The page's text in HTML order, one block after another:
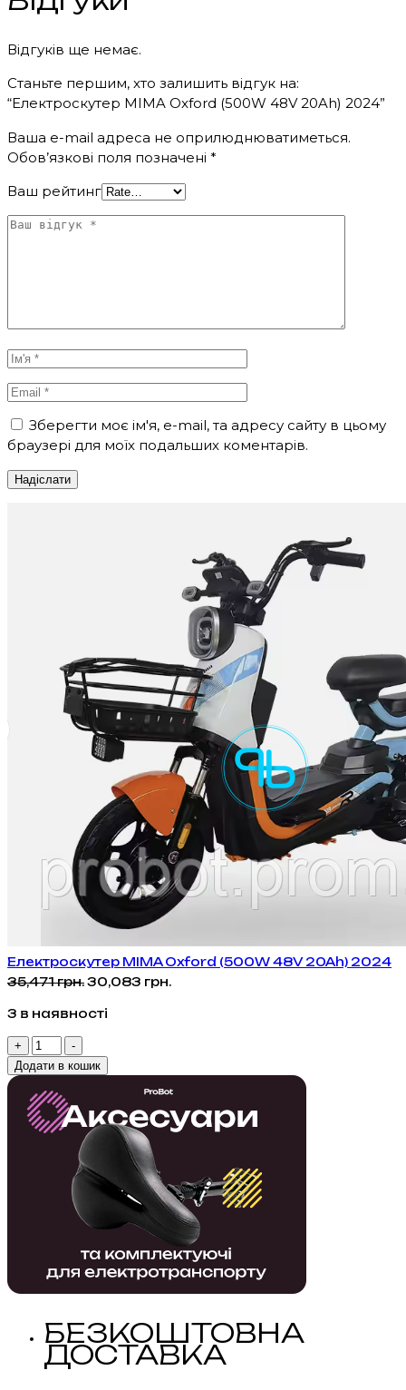
Відгуків ще немає.
Станьте першим, хто залишить відгук на:
“Електроскутер MIMA Oxford (500W 48V 20Ah) 2024”
Ваша e-mail адреса не оприлюднюватиметься.
Обов’язкові поля позначені *
Ваш рейтинг
Зберегти моє ім'я, e-mail, та адресу сайту в цьому
браузері для моїх подальших коментарів.
Електроскутер MIMA Oxford (500W 48V 20Ah) 2024
35,471грн.Оригінальна
35,471 грн..
30,083 грн.Поточна
3 в наявності
+
Електроскутер
MIMA
(500W
48V
кількість
-
Додати в кошик
БЕЗКОШТОВНА
ДОСТАВКА